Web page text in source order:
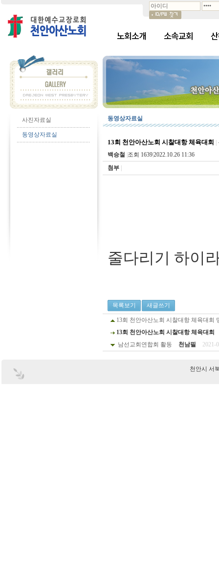
노회소개 소속교회
사진자료실
동영상자료실
동영상자료실
13회 천안아산노회 시찰대항 체육대회
백승철 조회 16392022.10.26 11:36
첨부
줄다리기 하이
목록보기 새글쓰기
13회 천안아산노회 시찰대항 체육대회
13회 천안아산노회 시찰대항 체육대회
남선교회연합회 활동
천남필 2021-
천안시 서